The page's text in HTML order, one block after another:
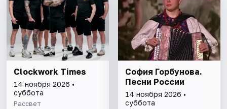
Clockwork Times
14 ноября 2026 •
суббота
Рассвет
София Горбунова.
Песни России
14 ноября 2026 •
суббота